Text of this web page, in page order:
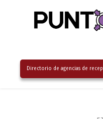
Directorio de agencias de